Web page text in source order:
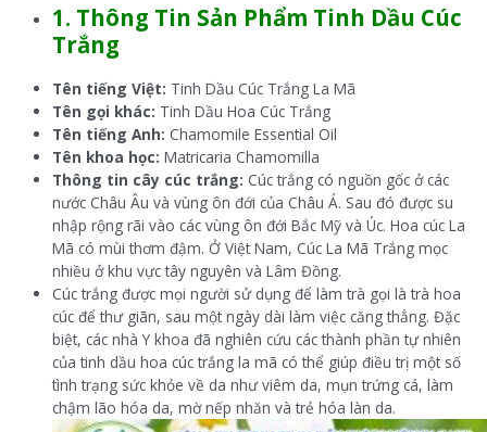
1. Thông Tin Sản Phẩm Tinh Dầu Cúc
Trắng
Tên tiếng Việt: Tinh Dầu Cúc Trắng La Mã
Tên gọi khác: Tinh Dầu Hoa Cúc Trắng
Tên tiếng Anh: Chamomile Essential Oil
Tên khoa học: Matricaria Chamomilla
Thông tin cây cúc trắng: Cúc trắng có nguồn gốc ở các
nước Châu Âu và vùng ôn đới của Châu Á. Sau đó được su
nhập rộng rãi vào các vùng ôn đới Bắc Mỹ và Úc. Hoa cúc La
Mã có mùi thơm đậm. Ở Việt Nam, Cúc La Mã Trắng mọc
nhiều ở khu vực tây nguyên và Lâm Đồng.
Cúc trắng được mọi người sử dụng để làm trà gọi là trà hoa
cúc để thư giãn, sau một ngày dài làm việc căng thẳng. Đặc
biệt, các nhà Y khoa đã nghiên cứu các thành phần tự nhiên
của tinh dầu hoa cúc trắng la mã có thể giúp điều trị một số
tình trạng sức khỏe về da như viêm da, mụn trứng cá, làm
chậm lão hóa da, mờ nếp nhăn và trẻ hóa làn da.